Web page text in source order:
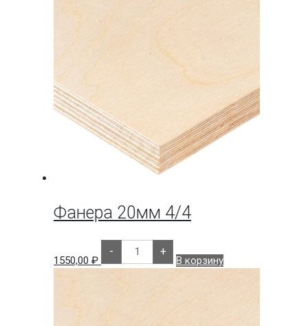
Фанера 20мм 4/4
1550,00 ₽
-
Количество
товара
Фанера
+
В корзину